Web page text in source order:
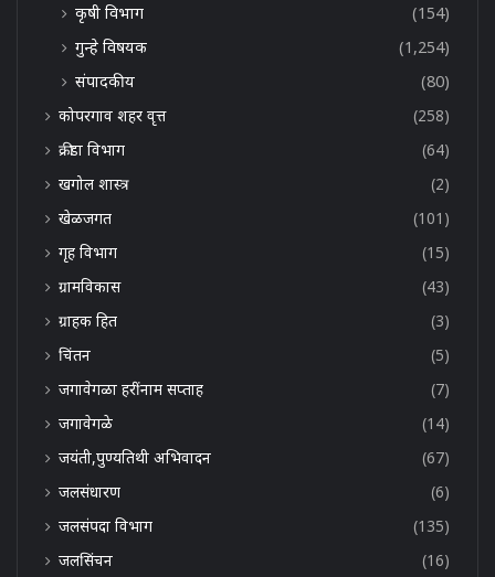
कृषी विभाग
(154)
गुन्हे विषयक
(1,254)
संपादकीय
(80)
कोपरगाव शहर वृत्त
(258)
क्रीडा विभाग
(64)
खगोल शास्त्र
(2)
खेळजगत
(101)
गृह विभाग
(15)
ग्रामविकास
(43)
ग्राहक हित
(3)
चिंतन
(5)
जगावेगळा हरींनाम सप्ताह
(7)
जगावेगळे
(14)
जयंती,पुण्यतिथी अभिवादन
(67)
जलसंधारण
(6)
जलसंपदा विभाग
(135)
जलसिंचन
(16)